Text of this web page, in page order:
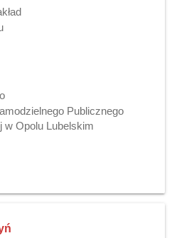
Publicznego
w Opolu Lubelskim